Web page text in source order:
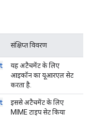
संक्षिप्त विवरण
यह अटैचमेंट के लिए
आइकॉन का यूआरएल सेट
करता है.
इससे अटैचमेंट के लिए
MIME टाइप सेट किया